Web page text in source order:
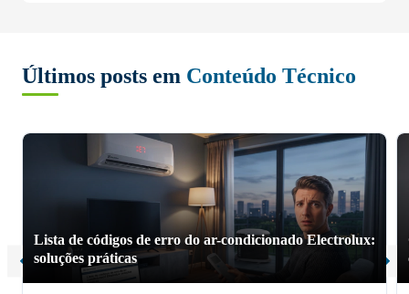
Últimos posts em Conteúdo Técnico
Lista de códigos de erro do ar-condicionado Electrolux:
soluções práticas